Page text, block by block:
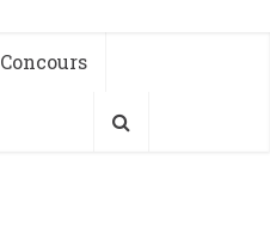
Concours